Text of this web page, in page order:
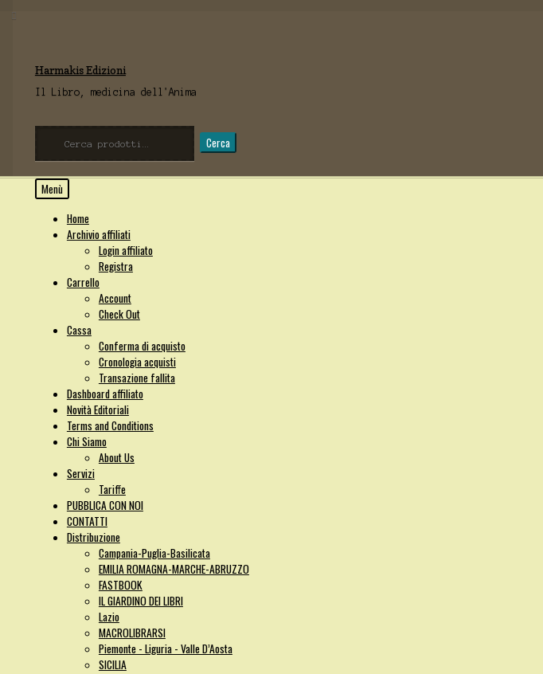
Vai
alla
navigazione
Vai
al
contenuto
Harmakis Edizioni
Il Libro, medicina dell'Anima
Cerca
Menù
Home
Archivio affiliati
Login affiliato
Registra
Carrello
Account
Check Out
Cassa
Conferma di acquisto
Cronologia acquisti
Transazione fallita
Dashboard affiliato
Novità Editoriali
Terms and Conditions
Chi Siamo
About Us
Servizi
Tariffe
PUBBLICA CON NOI
CONTATTI
Distribuzione
Campania-Puglia-Basilicata
EMILIA ROMAGNA-MARCHE-ABRUZZO
FASTBOOK
IL GIARDINO DEI LIBRI
Lazio
MACROLIBRARSI
Piemonte - Liguria - Valle D’Aosta
SICILIA